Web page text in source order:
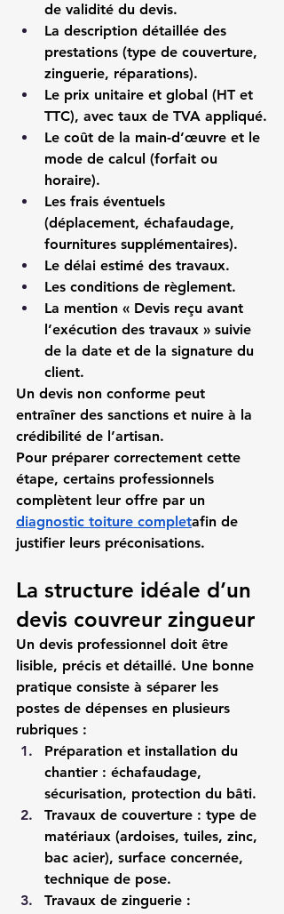
de validité du devis.
La description détaillée des
prestations (type de couverture,
zinguerie, réparations).
Le prix unitaire et global (HT et
TTC), avec taux de TVA appliqué.
Le coût de la main-d’œuvre et le
mode de calcul (forfait ou
horaire).
Les frais éventuels
(déplacement, échafaudage,
fournitures supplémentaires).
Le délai estimé des travaux.
Les conditions de règlement.
La mention « Devis reçu avant
l’exécution des travaux » suivie
de la date et de la signature du
client.
Un devis non conforme peut
entraîner des sanctions et nuire à la
crédibilité de l’artisan.
Pour préparer correctement cette
étape, certains professionnels
complètent leur offre par un
diagnostic toiture completafin de
justifier leurs préconisations.
La structure idéale d’un
devis couvreur zingueur
Un devis professionnel doit être
lisible, précis et détaillé. Une bonne
pratique consiste à séparer les
postes de dépenses en plusieurs
rubriques :
Préparation et installation du
chantier : échafaudage,
sécurisation, protection du bâti.
Travaux de couverture : type de
matériaux (ardoises, tuiles, zinc,
bac acier), surface concernée,
technique de pose.
Travaux de zinguerie :